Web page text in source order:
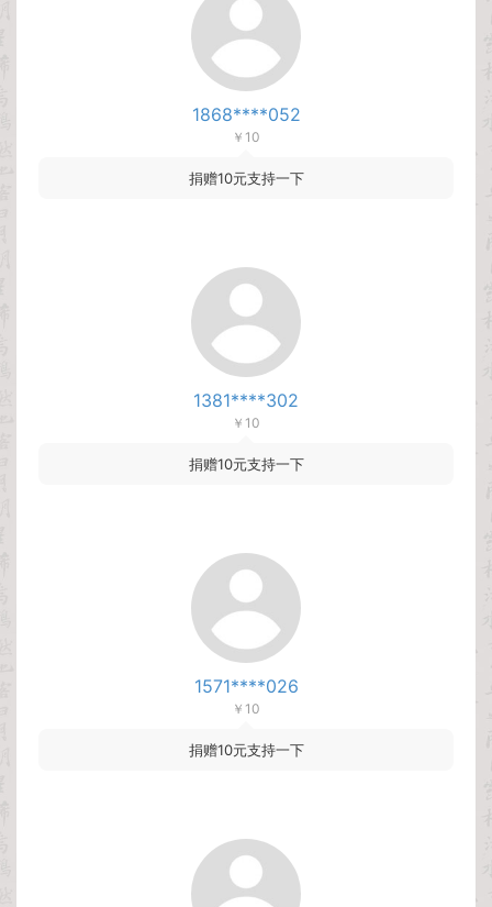
1868****052
￥10
捐赠10元支持一下
1381****302
￥10
捐赠10元支持一下
1571****026
￥10
捐赠10元支持一下